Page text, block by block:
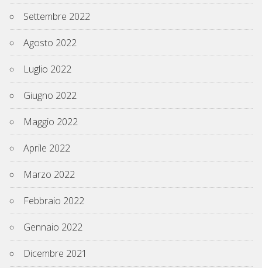
Settembre 2022
Agosto 2022
Luglio 2022
Giugno 2022
Maggio 2022
Aprile 2022
Marzo 2022
Febbraio 2022
Gennaio 2022
Dicembre 2021